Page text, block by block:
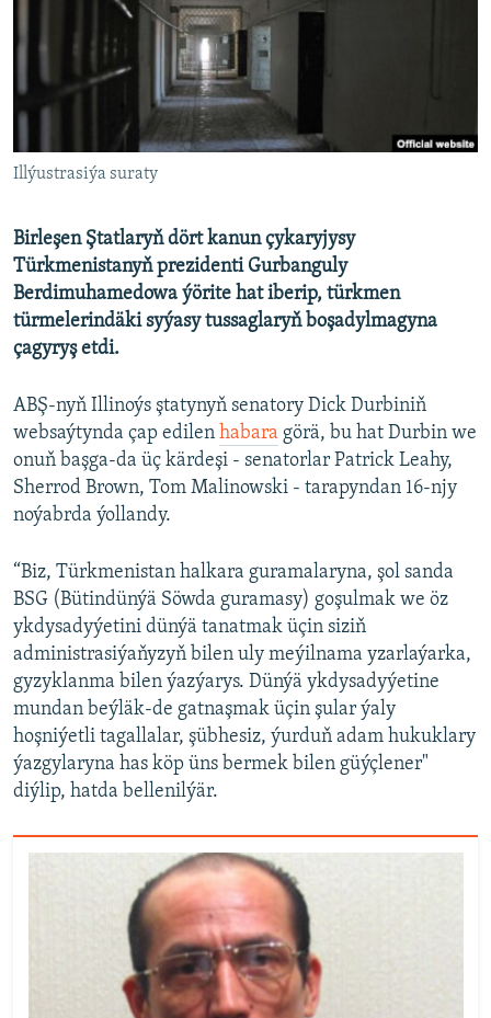
Illýustrasiýa suraty
Birleşen Ştatlaryň dört kanun çykaryjysy
Türkmenistanyň prezidenti Gurbanguly
Berdimuhamedowa ýörite hat iberip, türkmen
türmelerindäki syýasy tussaglaryň boşadylmagyna
çagyryş etdi.
ABŞ-nyň Illinoýs ştatynyň senatory Dick Durbiniň
websaýtynda çap edilen habara görä, bu hat Durbin we
onuň başga-da üç kärdeşi - senatorlar Patrick Leahy,
Sherrod Brown, Tom Malinowski - tarapyndan 16-njy
noýabrda ýollandy.
“Biz, Türkmenistan halkara guramalaryna, şol sanda
BSG (Bütindünýä Söwda guramasy) goşulmak we öz
ykdysadyýetini dünýä tanatmak üçin siziň
administrasiýaňyzyň bilen uly meýilnama yzarlaýarka,
gyzyklanma bilen ýazýarys. Dünýä ykdysadyýetine
mundan beýläk-de gatnaşmak üçin şular ýaly
hoşniýetli tagallalar, şübhesiz, ýurduň adam hukuklary
ýazgylaryna has köp üns bermek bilen güýçlener"
diýlip, hatda bellenilýär.